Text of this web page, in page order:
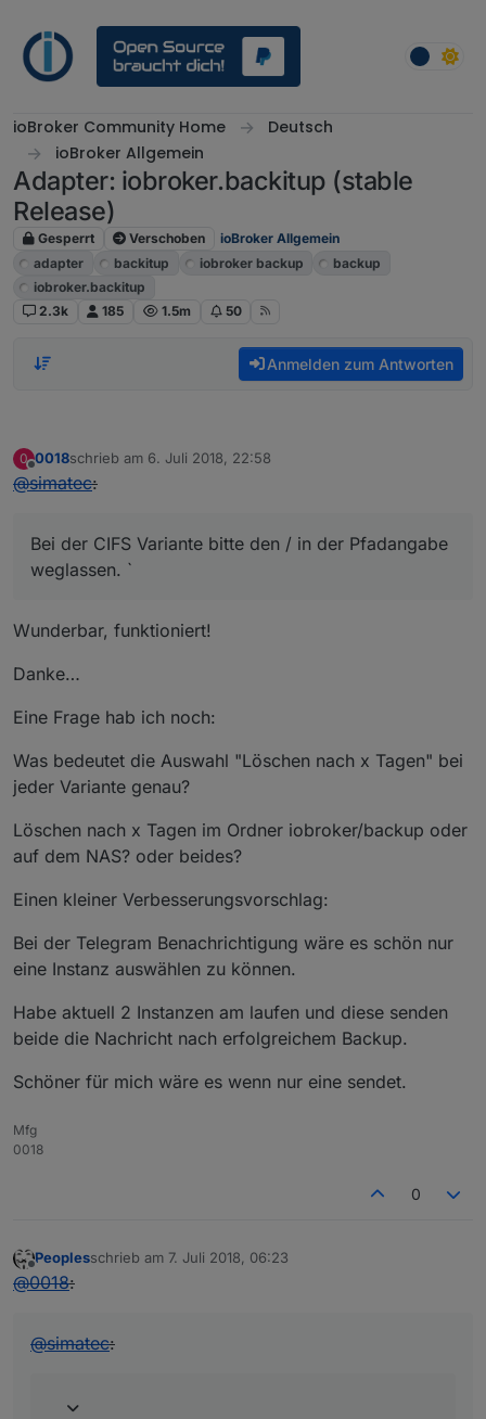
ioBroker Community Home
Deutsch
ioBroker Allgemein
Adapter: iobroker.backitup (stable
Release)
Gesperrt Verschoben
ioBroker Allgemein
adapter
backitup iobroker backup
backup
iobroker.backitup
2.3k
185 1.5m 50
Anmelden zum Antworten
0
Offline
0018schrieb am 6. Juli 2018, 22:58
zuletzt editiert von
@simatec:
Bei der CIFS Variante bitte den / in der Pfadangabe
weglassen. `
Wunderbar, funktioniert!
Danke…
Eine Frage hab ich noch:
Was bedeutet die Auswahl "Löschen nach x Tagen" bei
jeder Variante genau?
Löschen nach x Tagen im Ordner iobroker/backup oder
auf dem NAS? oder beides?
Einen kleiner Verbesserungsvorschlag:
Bei der Telegram Benachrichtigung wäre es schön nur
eine Instanz auswählen zu können.
Habe aktuell 2 Instanzen am laufen und diese senden
beide die Nachricht nach erfolgreichem Backup.
Schöner für mich wäre es wenn nur eine sendet.
Mfg
0018
0
Offline
Peoplesschrieb am 7. Juli 2018, 06:23
zuletzt editiert von
@0018:
@simatec: